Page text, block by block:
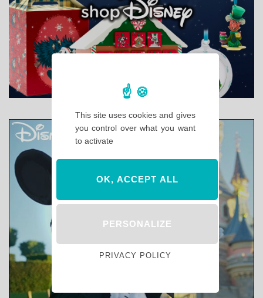
This site uses cookies and gives
you control over what you want
to activate
OK, ACCEPT ALL
PERSONALIZE
PRIVACY POLICY